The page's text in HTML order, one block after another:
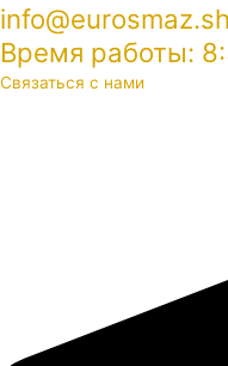
Время работы:
Связаться с нами